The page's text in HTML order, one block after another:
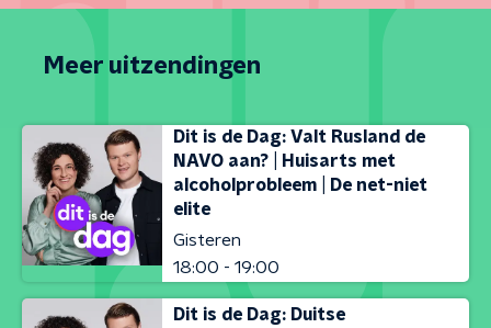
Meer uitzendingen
Dit is de Dag: Valt Rusland de
NAVO aan? | Huisarts met
alcoholprobleem | De net-niet
elite
Gisteren
18:00 - 19:00
Dit is de Dag: Duitse